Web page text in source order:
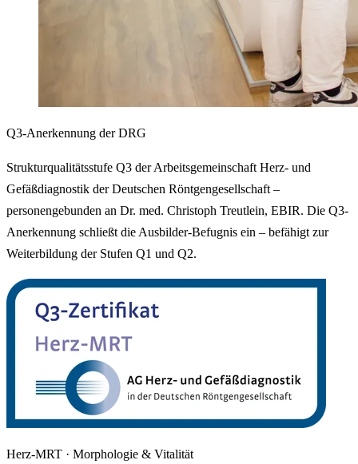
Q3-Anerkennung der DRG
Strukturqualitätsstufe Q3 der Arbeitsgemeinschaft Herz- und
Gefäßdiagnostik der Deutschen Röntgengesellschaft –
personengebunden an Dr. med. Christoph Treutlein, EBIR. Die Q3-
Anerkennung schließt die Ausbilder-Befugnis ein – befähigt zur
Weiterbildung der Stufen Q1 und Q2.
Herz-MRT · Morphologie & Vitalität